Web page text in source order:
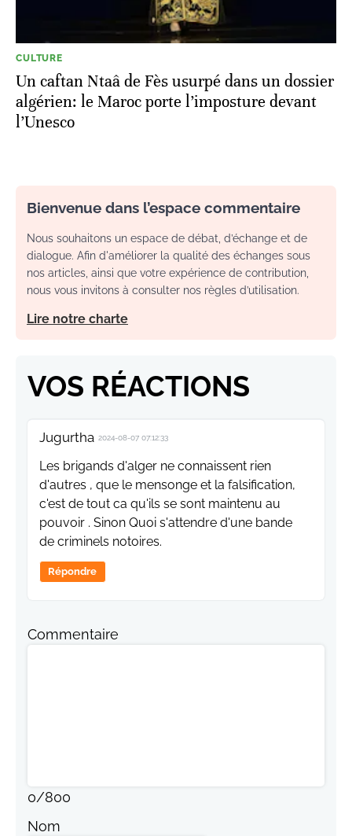
CULTURE
Un caftan Ntaâ de Fès usurpé dans un dossier
algérien: le Maroc porte l’imposture devant
l’Unesco
Bienvenue dans l’espace commentaire
Nous souhaitons un espace de débat, d’échange et de
dialogue. Afin d'améliorer la qualité des échanges sous
nos articles, ainsi que votre expérience de contribution,
nous vous invitons à consulter nos règles d’utilisation.
Lire notre charte
VOS RÉACTIONS
Jugurtha 2024-08-07 07:12:33
Les brigands d'alger ne connaissent rien
d'autres , que le mensonge et la falsification,
c'est de tout ca qu'ils se sont maintenu au
pouvoir . Sinon Quoi s'attendre d'une bande
de criminels notoires.
Répondre
Commentaire
0/800
Nom